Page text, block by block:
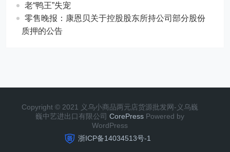
老“鸭王”失宠
零售晚报：康恩贝关于控股股东所持公司部分股份
质押的公告
Copyright © 2021 义乌小商品两元店货源批发网-义乌巍
巍中艺进出口有限公司 CorePress Powered by
WordPress
浙ICP备14034513号-1